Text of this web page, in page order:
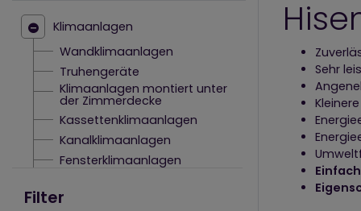
Klimaanlagen
Wandklimaanlagen
Truhengeräte
Klimaanlagen montiert unter
der Zimmerdecke
Kassettenklimaanlagen
Kanalklimaanlagen
Fensterklimaanlagen
Filter
Sehr